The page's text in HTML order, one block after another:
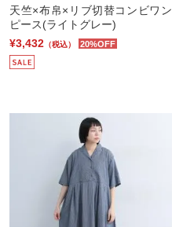
天竺×布帛×リブ切替コンビワン
ピース(ライトグレー)
¥3,432 （税込） 20%OFF